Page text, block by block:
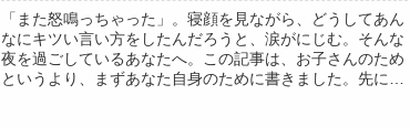
「また怒鳴っちゃった」。寝顔を見ながら、どうしてあん
なにキツい言い方をしたんだろうと、涙がにじむ。そんな
夜を過ごしているあなたへ。この記事は、お子さんのため
というより、まずあなた自身のために書きました。先に、